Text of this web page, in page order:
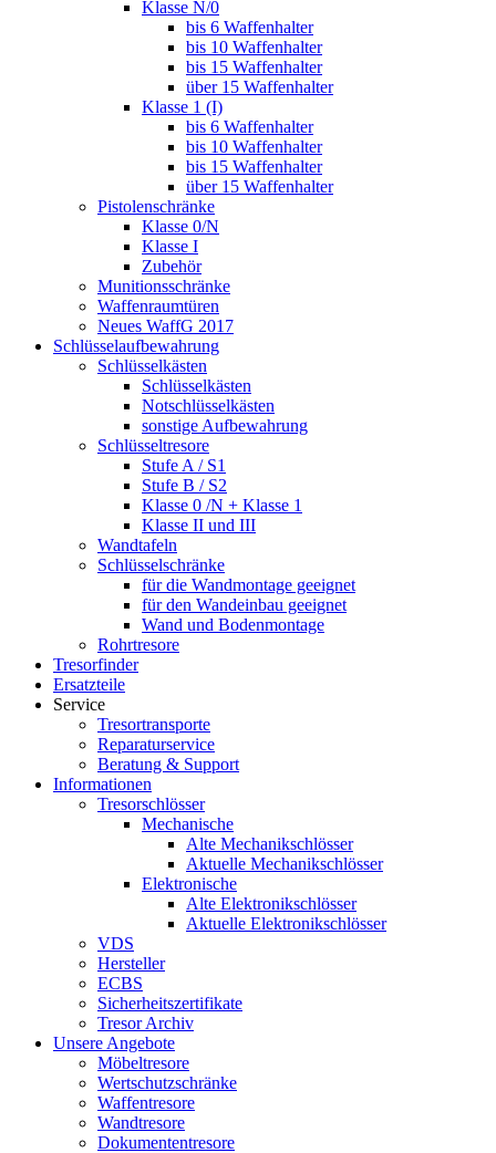
Klasse N/0
bis 6 Waffenhalter
bis 10 Waffenhalter
bis 15 Waffenhalter
über 15 Waffenhalter
Klasse 1 (I)
bis 6 Waffenhalter
bis 10 Waffenhalter
bis 15 Waffenhalter
über 15 Waffenhalter
Pistolenschränke
Klasse 0/N
Klasse I
Zubehör
Munitionsschränke
Waffenraumtüren
Neues WaffG 2017
Schlüsselaufbewahrung
Schlüsselkästen
Schlüsselkästen
Notschlüsselkästen
sonstige Aufbewahrung
Schlüsseltresore
Stufe A / S1
Stufe B / S2
Klasse 0 /N + Klasse 1
Klasse II und III
Wandtafeln
Schlüsselschränke
für die Wandmontage geeignet
für den Wandeinbau geeignet
Wand und Bodenmontage
Rohrtresore
Tresorfinder
Ersatzteile
Service
Tresortransporte
Reparaturservice
Beratung & Support
Informationen
Tresorschlösser
Mechanische
Alte Mechanikschlösser
Aktuelle Mechanikschlösser
Elektronische
Alte Elektronikschlösser
Aktuelle Elektronikschlösser
VDS
Hersteller
ECBS
Sicherheitszertifikate
Tresor Archiv
Unsere Angebote
Möbeltresore
Wertschutzschränke
Waffentresore
Wandtresore
Dokumententresore